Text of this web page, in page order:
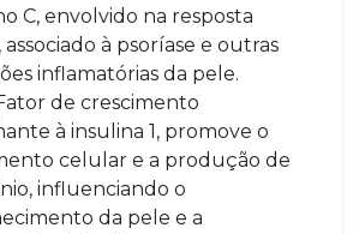
C, envolvido na resposta
à psoríase e outras
inflamatórias da pele.
de crescimento
à insulina 1, promove o
celular e a produção de
influenciando o
da pele e a